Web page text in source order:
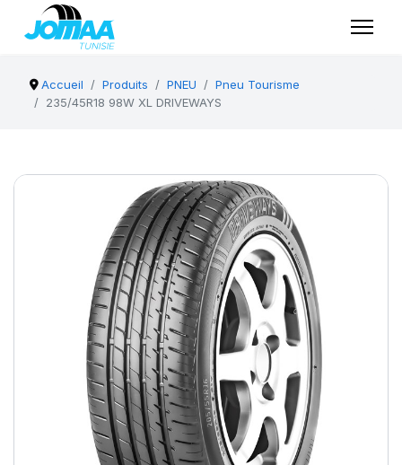
Accueil Produits PNEU
Pneu Tourisme
235/45R18 98W XL DRIVEWAYS